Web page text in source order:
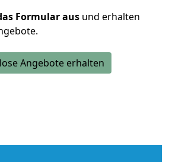
Formular aus und erhalten
Angebote erhalten